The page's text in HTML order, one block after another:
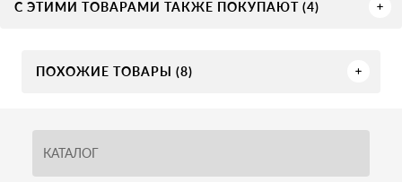
С ЭТИМИ ТОВАРАМИ ТАКЖЕ ПОКУПАЮТ (4)
ПОХОЖИЕ ТОВАРЫ (8)
КАТАЛОГ